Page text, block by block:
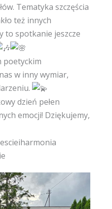
Tematyka szczęścia
też innych
to spotkanie jeszcze
poetyckim
w inny wymiar,
dzień pełen
emocji! Dziękujemy,